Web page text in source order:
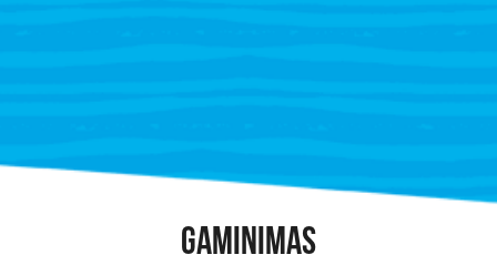
GAMINIMAS